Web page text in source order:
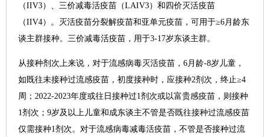
（IIV3）、三价减毒活疫苗（LAIV3）和四价灭活疫苗
（IIV4）。灭活疫苗分裂解疫苗和亚单元疫苗，可用于≥6月龄东
谈主群接种。三价减毒活疫苗，用于3-17岁东谈主群。
从接种剂次上来说，对于流感病毒灭活疫苗，6月龄-8岁儿童，
如既往未接种过流感疫苗，初度接种时，应接种2剂次，终止≥4
周；2022-2023年度或往日接种过1剂次或以富贵感疫苗，则接种
1剂次；9岁及以上儿童和成东谈主不管是否既往接种过流感疫苗
仅需接种1剂次。对于流感病毒减毒活疫苗，不管是否接种过流